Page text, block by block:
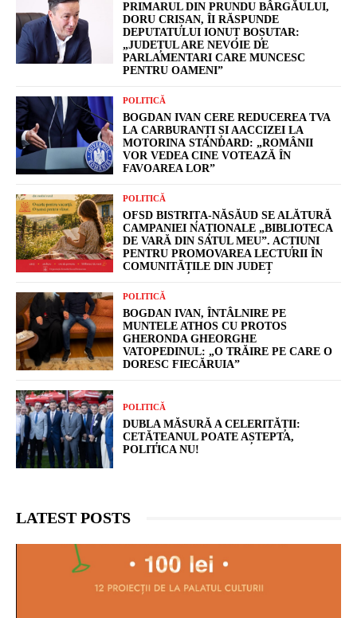
PRIMARUL DIN PRUNDU BÂRGĂULUI,
DORU CRIȘAN, ÎI RĂSPUNDE
DEPUTATULUI IONUȚ BOȘUTAR:
„JUDEȚUL ARE NEVOIE DE
PARLAMENTARI CARE MUNCESC
PENTRU OAMENI”
POLITICĂ
BOGDAN IVAN CERE REDUCEREA TVA
LA CARBURANȚI ȘI AACCIZEI LA
MOTORINA STANDARD: „ROMÂNII
VOR VEDEA CINE VOTEAZĂ ÎN
FAVOAREA LOR”
POLITICĂ
OFSD BISTRIȚA-NĂSĂUD SE ALĂTURĂ
CAMPANIEI NAȚIONALE „BIBLIOTECA
DE VARĂ DIN SATUL MEU”. ACȚIUNI
PENTRU PROMOVAREA LECTURII ÎN
COMUNITĂȚILE DIN JUDEȚ
POLITICĂ
BOGDAN IVAN, ÎNTÂLNIRE PE
MUNTELE ATHOS CU PROTOS
GHERONDA GHEORGHE
VATOPEDINUL: „O TRĂIRE PE CARE O
DORESC FIECĂRUIA”
POLITICĂ
DUBLA MĂSURĂ A CELERITĂȚII:
CETĂȚEANUL POATE AȘTEPTA,
POLITICA NU!
LATEST POSTS